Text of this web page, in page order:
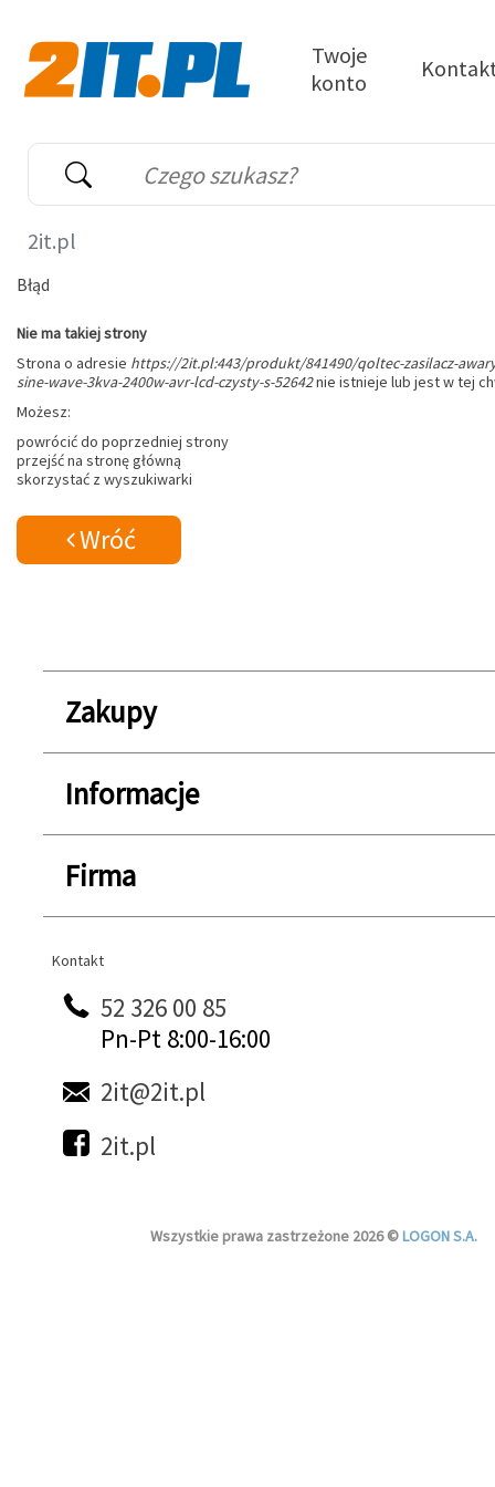
Wyszukiwarka
Słowo kluczowe
Twoje
konto
2it.pl
Błąd
Nie ma takiej strony
Strona o adresie https://2it.pl:443/produkt/841490/qoltec-zasilacz-
sine-wave-3kva-2400w-avr-lcd-czysty-s-52642nie istnieje lub jest w tej
Możesz:
powrócić do poprzedniej strony
przejść na stronę główną
skorzystać z wyszukiwarki
Wróć
Zakupy
Informacje
Firma
Kontakt
Kontakt
52 326 00 85
Pn-Pt 8:00-16:00
2it@2it.pl
2it.pl
Wszystkie prawa zastrzeżone 2026 ©LOGON S.A.